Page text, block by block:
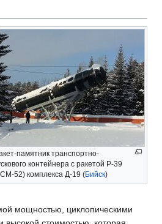
памятник транспортно-
контейнера с ракетой Р-39
52) комплекса Д-19 (Бийск)
мощностью, циклопическими